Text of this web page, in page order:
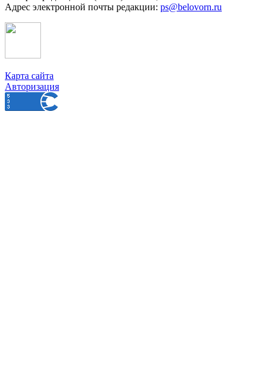
Адрес электронной почты редакции: ps@belovorn.ru
Карта сайта
Авторизация